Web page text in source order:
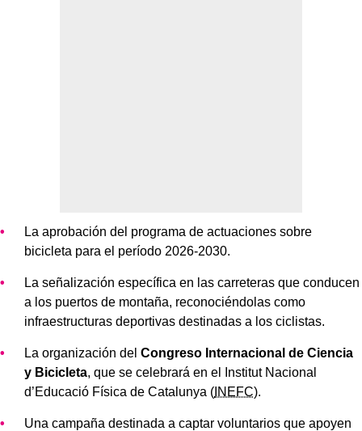
La aprobación del programa de actuaciones sobre
bicicleta para el período 2026-2030.
La señalización específica en las carreteras que conducen
a los puertos de montaña, reconociéndolas como
infraestructuras deportivas destinadas a los ciclistas.
La organización del Congreso Internacional de Ciencia
y Bicicleta, que se celebrará en el Institut Nacional
d’Educació Física de Catalunya ( INEFC).
Una campaña destinada a captar voluntarios que apoyen